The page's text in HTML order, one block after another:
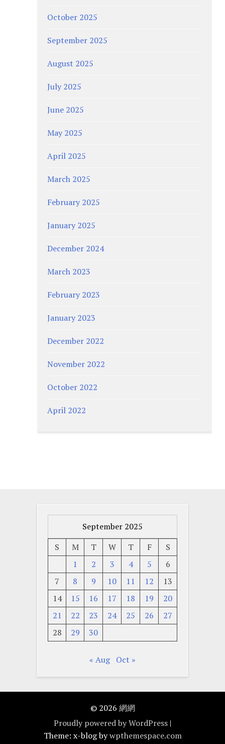
October 2025
September 2025
August 2025
July 2025
June 2025
May 2025
April 2025
March 2025
February 2025
January 2025
December 2024
March 2023
February 2023
January 2023
December 2022
November 2022
October 2022
April 2022
September 2025
S
M T W T F
S
1
2 3 4 5
6
7
8 9 10 11 12
13
14
15 16 17 18 19
20
21
22 23 24 25 26
27
28
29 30
« Aug Oct »
© 2026 網網
Proudly powered by WordPress |
Theme: x-blog bywpthemespace.com